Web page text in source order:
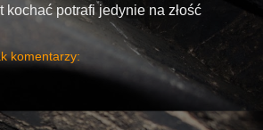
potrafi jedynie na złość
komentarzy: